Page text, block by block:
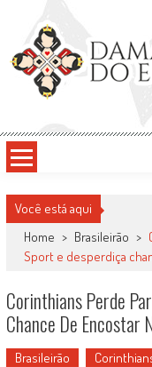
content
Damas do
Você está aqui
Home > Brasileirão >
Sport e desperdiça
Corinthians Perde
Chance De Encostar
Brasileirão